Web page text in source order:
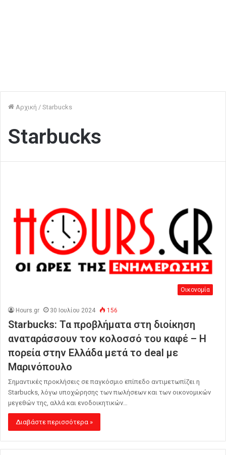
Αρχική / Starbucks
Starbucks
Οικονομία
Hours.gr 30 Ιουλίου 2024 156
Starbucks: Τα προβλήματα στη διοίκηση
αναταράσσουν τον κολοσσό του καφέ – H
πορεία στην Ελλάδα μετά το deal με
Μαρινόπουλο
Σημαντικές προκλήσεις σε παγκόσμιο επίπεδο αντιμετωπίζει η
Starbucks, λόγω υποχώρησης των πωλήσεων και των οικονομικών
μεγεθών της, αλλά και ενοδοικητικών…
Διαβάστε περισσότερα »